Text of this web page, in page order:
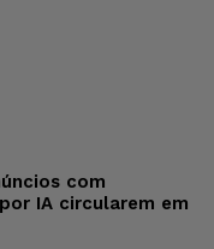
com
IA circularem em